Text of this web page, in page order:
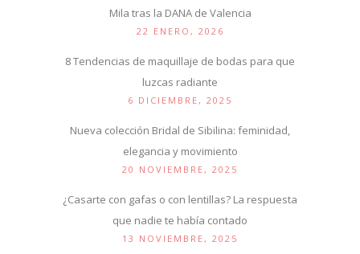
Mila tras la DANA de Valencia
22 ENERO, 2026
8 Tendencias de maquillaje de bodas para que
luzcas radiante
6 DICIEMBRE, 2025
Nueva colección Bridal de Sibilina: feminidad,
elegancia y movimiento
20 NOVIEMBRE, 2025
¿Casarte con gafas o con lentillas? La respuesta
que nadie te había contado
13 NOVIEMBRE, 2025